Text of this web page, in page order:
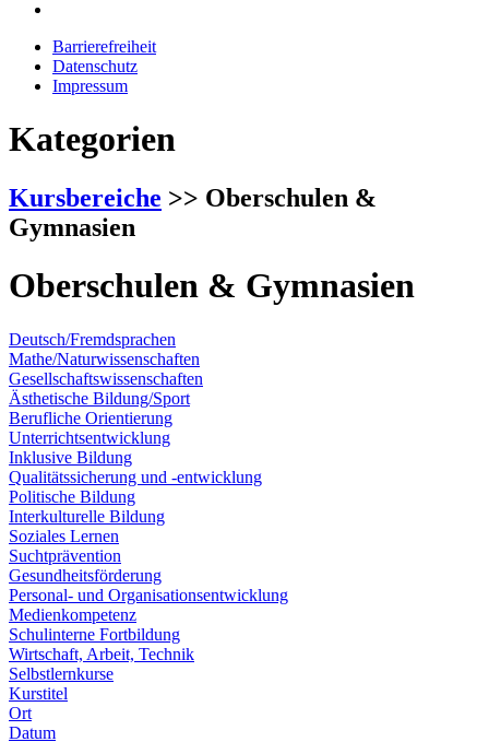
Barrierefreiheit
Datenschutz
Impressum
Kategorien
Kursbereiche >> Oberschulen &
Gymnasien
Oberschulen & Gymnasien
Deutsch/Fremdsprachen
Mathe/Naturwissenschaften
Gesellschaftswissenschaften
Ästhetische Bildung/Sport
Berufliche Orientierung
Unterrichtsentwicklung
Inklusive Bildung
Qualitätssicherung und -entwicklung
Politische Bildung
Interkulturelle Bildung
Soziales Lernen
Suchtprävention
Gesundheitsförderung
Personal- und Organisationsentwicklung
Medienkompetenz
Schulinterne Fortbildung
Wirtschaft, Arbeit, Technik
Selbstlernkurse
Kurstitel
Ort
Datum